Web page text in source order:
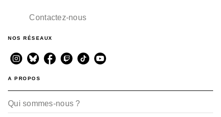
Contactez-nous
NOS RÉSEAUX
A PROPOS
Qui sommes-nous ?